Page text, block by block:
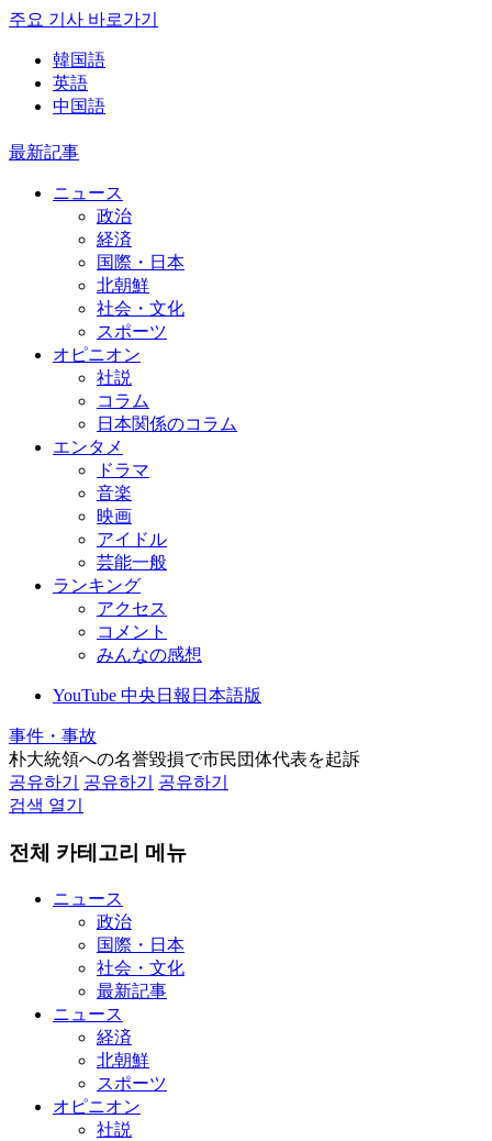
주요 기사 바로가기
韓国語
英語
中国語
最新記事
ニュース
政治
経済
国際・日本
北朝鮮
社会・文化
スポーツ
オピニオン
社説
コラム
日本関係のコラム
エンタメ
ドラマ
音楽
映画
アイドル
芸能一般
ランキング
アクセス
コメント
みんなの感想
YouTube 中央日報日本語版
事件・事故
朴大統領への名誉毀損で市民団体代表を起訴
공유하기
공유하기
공유하기
검색 열기
전체 카테고리 메뉴
ニュース
政治
国際・日本
社会・文化
最新記事
ニュース
経済
北朝鮮
スポーツ
オピニオン
社説